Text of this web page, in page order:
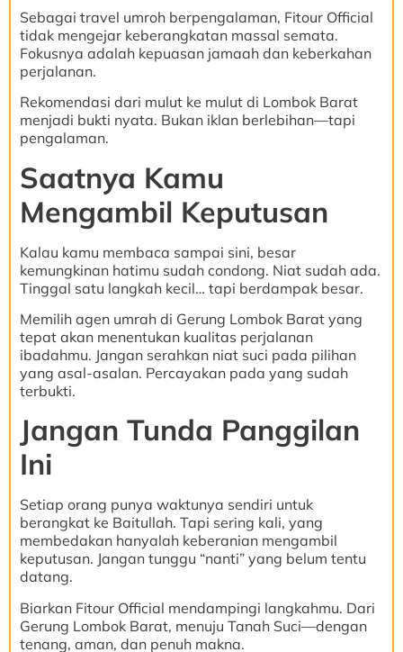
Sebagai travel umroh berpengalaman, Fitour Official
tidak mengejar keberangkatan massal semata.
Fokusnya adalah kepuasan jamaah dan keberkahan
perjalanan.
Rekomendasi dari mulut ke mulut di Lombok Barat
menjadi bukti nyata. Bukan iklan berlebihan—tapi
pengalaman.
Saatnya Kamu
Mengambil Keputusan
Kalau kamu membaca sampai sini, besar
kemungkinan hatimu sudah condong. Niat sudah ada.
Tinggal satu langkah kecil… tapi berdampak besar.
Memilih agen umrah di Gerung Lombok Barat yang
tepat akan menentukan kualitas perjalanan
ibadahmu. Jangan serahkan niat suci pada pilihan
yang asal-asalan. Percayakan pada yang sudah
terbukti.
Jangan Tunda Panggilan
Ini
Setiap orang punya waktunya sendiri untuk
berangkat ke Baitullah. Tapi sering kali, yang
membedakan hanyalah keberanian mengambil
keputusan. Jangan tunggu “nanti” yang belum tentu
datang.
Biarkan Fitour Official mendampingi langkahmu. Dari
Gerung Lombok Barat, menuju Tanah Suci—dengan
tenang, aman, dan penuh makna.